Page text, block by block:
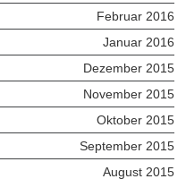
Februar 2016
Januar 2016
Dezember 2015
November 2015
Oktober 2015
September 2015
August 2015